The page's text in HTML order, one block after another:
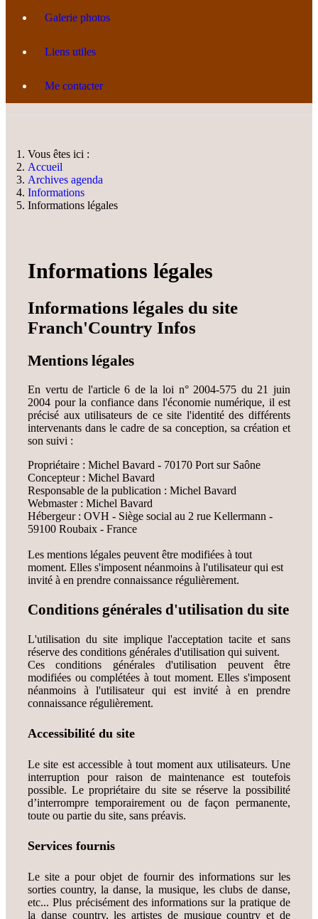
Galerie photos
Liens utiles
Me contacter
Vous êtes ici :
Accueil
Archives agenda
Informations
Informations légales
Informations légales
Informations légales du site
Franch'Country Infos
Mentions légales
En vertu de l'article 6 de la loi n° 2004-575 du 21 juin
2004 pour la confiance dans l'économie numérique, il est
précisé aux utilisateurs de ce site l'identité des différents
intervenants dans le cadre de sa conception, sa création et
son suivi :
Propriétaire : Michel Bavard - 70170 Port sur Saône
Concepteur : Michel Bavard
Responsable de la publication : Michel Bavard
Webmaster : Michel Bavard
Hébergeur : OVH - Siège social au 2 rue Kellermann -
59100 Roubaix - France
Les mentions légales peuvent être modifiées à tout
moment. Elles s'imposent néanmoins à l'utilisateur qui est
invité à en prendre connaissance régulièrement.
Conditions générales d'utilisation du site
L'utilisation du site implique l'acceptation tacite et sans
réserve des conditions générales d'utilisation qui suivent.
Ces conditions générales d'utilisation peuvent être
modifiées ou complétées à tout moment. Elles s'imposent
néanmoins à l'utilisateur qui est invité à en prendre
connaissance régulièrement.
Accessibilité du site
Le site est accessible à tout moment aux utilisateurs. Une
interruption pour raison de maintenance est toutefois
possible. Le propriétaire du site se réserve la possibilité
d’interrompre temporairement ou de façon permanente,
toute ou partie du site, sans préavis.
Services fournis
Le site a pour objet de fournir des informations sur les
sorties country, la danse, la musique, les clubs de danse,
etc... Plus précisément des informations sur la pratique de
la danse country, les artistes de musique country et de